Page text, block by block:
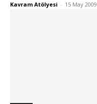
Kavram Atölyesi - 15 May 2009